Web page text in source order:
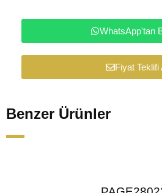
WhatsApp'tan
Fiyat Teklifi
Benzer Ürünler